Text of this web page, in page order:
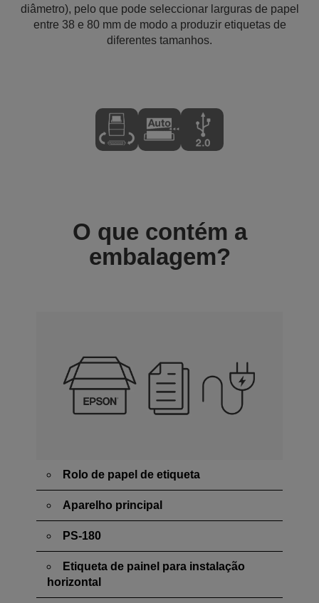
diâmetro), pelo que pode seleccionar larguras de papel
entre 38 e 80 mm de modo a produzir etiquetas de
diferentes tamanhos.
O que contém a
embalagem?
Rolo de papel de etiqueta
Aparelho principal
PS-180
Etiqueta de painel para instalação
horizontal